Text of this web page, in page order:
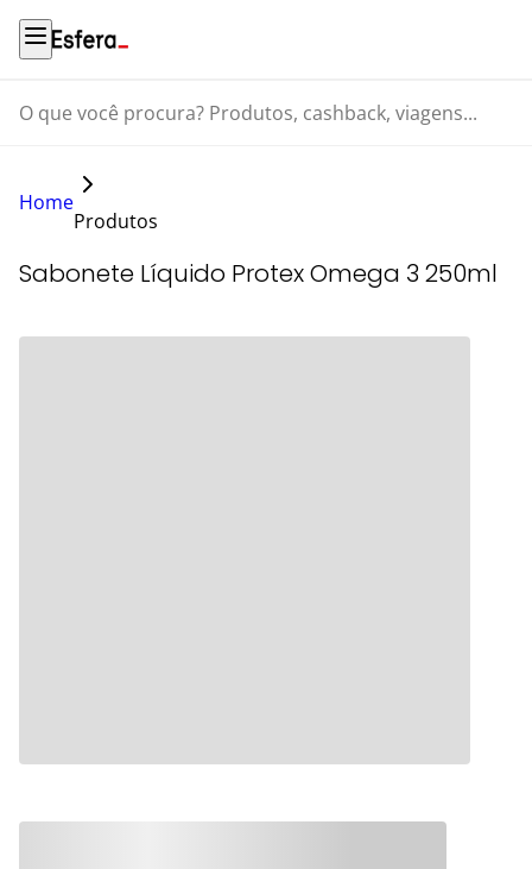
O que você procura? Produtos, cashback, viagens...
Home
Produtos
Sabonete Líquido Protex Omega 3 250ml